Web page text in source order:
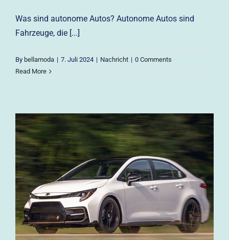
Was sind autonome Autos? Autonome Autos sind
Fahrzeuge, die [...]
By bellamoda | 7. Juli 2024 | Nachricht | 0 Comments
Read More